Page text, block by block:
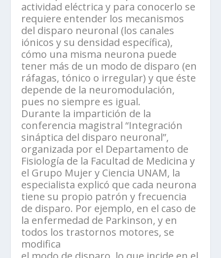
actividad eléctrica y para conocerlo se
requiere entender los mecanismos
del disparo neuronal (los canales
iónicos y su densidad específica),
cómo una misma neurona puede
tener más de un modo de disparo (en
ráfagas, tónico o irregular) y que éste
depende de la neuromodulación,
pues no siempre es igual.
Durante la impartición de la
conferencia magistral “Integración
sináptica del disparo neuronal”,
organizada por el Departamento de
Fisiología de la Facultad de Medicina y
el Grupo Mujer y Ciencia UNAM, la
especialista explicó que cada neurona
tiene su propio patrón y frecuencia
de disparo. Por ejemplo, en el caso de
la enfermedad de Parkinson, y en
todos los trastornos motores, se
modifica